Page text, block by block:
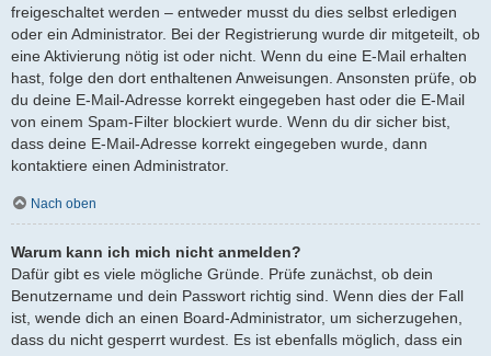
freigeschaltet werden – entweder musst du dies selbst erledigen
oder ein Administrator. Bei der Registrierung wurde dir mitgeteilt, ob
eine Aktivierung nötig ist oder nicht. Wenn du eine E-Mail erhalten
hast, folge den dort enthaltenen Anweisungen. Ansonsten prüfe, ob
du deine E-Mail-Adresse korrekt eingegeben hast oder die E-Mail
von einem Spam-Filter blockiert wurde. Wenn du dir sicher bist,
dass deine E-Mail-Adresse korrekt eingegeben wurde, dann
kontaktiere einen Administrator.
Nach oben
Warum kann ich mich nicht anmelden?
Dafür gibt es viele mögliche Gründe. Prüfe zunächst, ob dein
Benutzername und dein Passwort richtig sind. Wenn dies der Fall
ist, wende dich an einen Board-Administrator, um sicherzugehen,
dass du nicht gesperrt wurdest. Es ist ebenfalls möglich, dass ein